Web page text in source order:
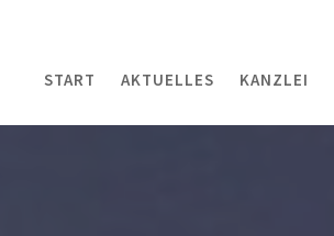
START AKTUELLES KANZLEI